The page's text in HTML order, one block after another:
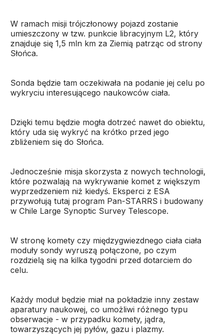
W ramach misji trójczłonowy pojazd zostanie
umieszczony w tzw. punkcie libracyjnym L2, który
znajduje się 1,5 mln km za Ziemią patrząc od strony
Słońca.
Sonda będzie tam oczekiwała na podanie jej celu po
wykryciu interesującego naukowców ciała.
Dzięki temu będzie mogła dotrzeć nawet do obiektu,
który uda się wykryć na krótko przed jego
zbliżeniem się do Słońca.
Jednocześnie misja skorzysta z nowych technologii,
które pozwalają na wykrywanie komet z większym
wyprzedzeniem niż kiedyś. Eksperci z ESA
przywołują tutaj program Pan-STARRS i budowany
w Chile Large Synoptic Survey Telescope.
W stronę komety czy międzygwiezdnego ciała ciała
moduły sondy wyruszą połączone, po czym
rozdzielą się na kilka tygodni przed dotarciem do
celu.
Każdy moduł będzie miał na pokładzie inny zestaw
aparatury naukowej, co umożliwi różnego typu
obserwacje - w przypadku komety, jądra,
towarzyszących jej pyłów, gazu i plazmy.